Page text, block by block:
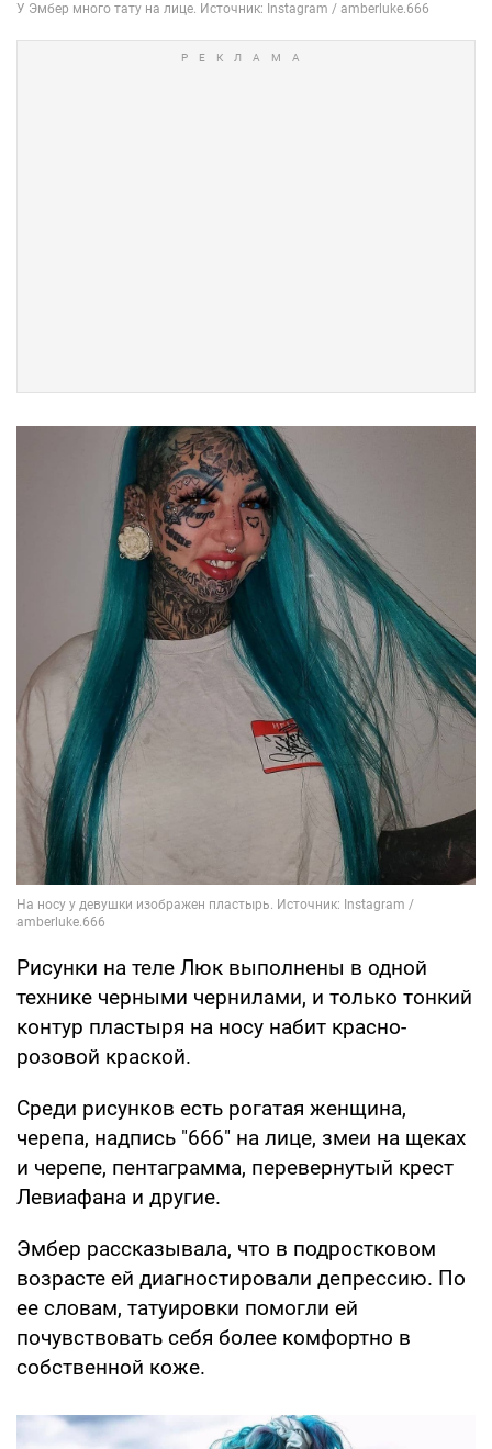
Рисунки на теле Люк выполнены в одной
технике черными чернилами, и только тонкий
контур пластыря на носу набит красно-
розовой краской.
Среди рисунков есть рогатая женщина,
черепа, надпись "666" на лице, змеи на щеках
и черепе, пентаграмма, перевернутый крест
Левиафана и другие.
Эмбер рассказывала, что в подростковом
возрасте ей диагностировали депрессию. По
ее словам, татуировки помогли ей
почувствовать себя более комфортно в
собственной коже.